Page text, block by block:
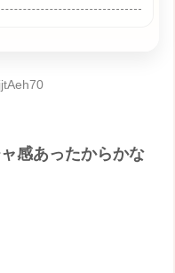
感あったからかな